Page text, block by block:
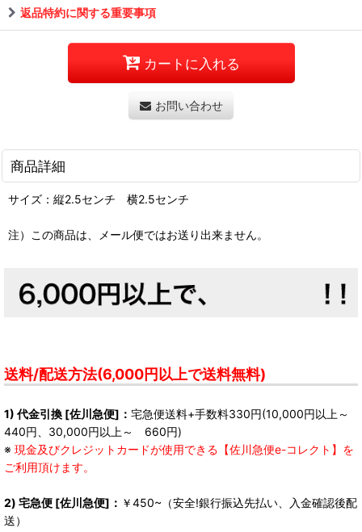
返品特約に関する重要事項
カートに入れる
お問い合わせ
商品詳細
サイズ：縦2.5センチ 横2.5センチ
注）この商品は、メール便ではお送り出来ません。
送料/配送方法(6,000円以上で送料無料)
1) 代金引換 [佐川急便]： 宅急便送料+手数料330円(10,000円以上～
440円、30,000円以上～ 660円)
※ 現金及びクレジットカードが使用できる【佐川急便e-コレクト】を
ご利用頂けます。
2) 宅急便 [佐川急便]： ￥450~（安全!銀行振込先払い、入金確認後配
送）